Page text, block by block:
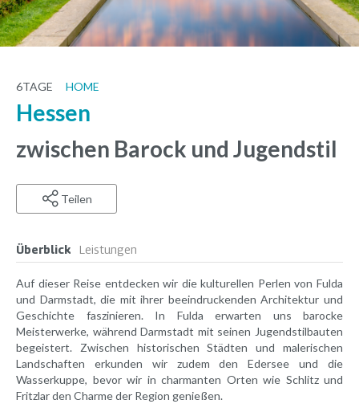
6TAGE HOME
Hessen
zwischen Barock und Jugendstil
Teilen
Überblick Leistungen
Auf dieser Reise entdecken wir die kulturellen Perlen von Fulda
und Darmstadt, die mit ihrer beeindruckenden Architektur und
Geschichte faszinieren. In Fulda erwarten uns barocke
Meisterwerke, während Darmstadt mit seinen Jugendstilbauten
begeistert. Zwischen historischen Städten und malerischen
Landschaften erkunden wir zudem den Edersee und die
Wasserkuppe, bevor wir in charmanten Orten wie Schlitz und
Fritzlar den Charme der Region genießen.